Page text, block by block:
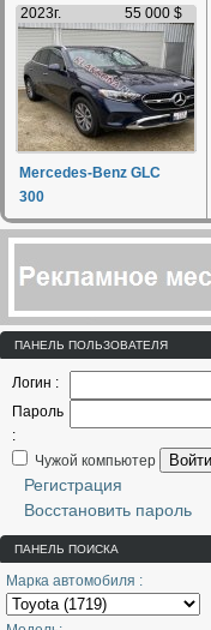
2023г. 55 000 $
Mercedes-Benz GLC
300
ПАНЕЛЬ ПОЛЬЗОВАТЕЛЯ
Логин :
Пароль
:
Чужой компьютер
Войти
Регистрация
Восстановить пароль
ПАНЕЛЬ ПОИСКА
Марка автомобиля :